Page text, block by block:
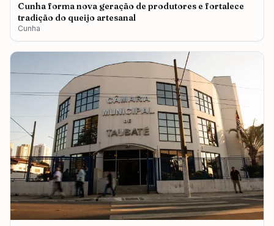
Cunha forma nova geração de produtores e fortalece
tradição do queijo artesanal
Cunha